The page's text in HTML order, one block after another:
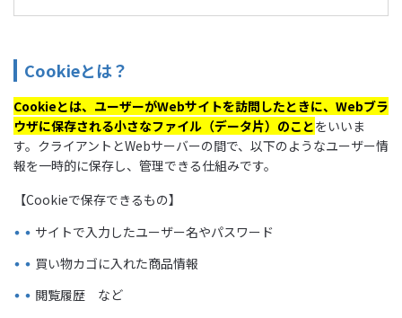
Cookieとは？
Cookieとは、ユーザーがWebサイトを訪問したときに、Webブラ
ウザに保存される小さなファイル（データ片）のことをいいま
す。クライアントとWebサーバーの間で、以下のようなユーザー情
報を一時的に保存し、管理できる仕組みです。
【Cookieで保存できるもの】
サイトで入力したユーザー名やパスワード
買い物カゴに入れた商品情報
閲覧履歴 など